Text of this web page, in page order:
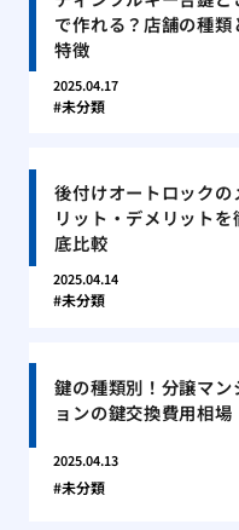
で作れる？店舗の種類
特徴
2025.04.17
未分類
後付けオートロックの
リット・デメリットを
底比較
2025.04.14
未分類
鍵の種類別！分譲マン
ョンの鍵交換費用相場
2025.04.13
未分類